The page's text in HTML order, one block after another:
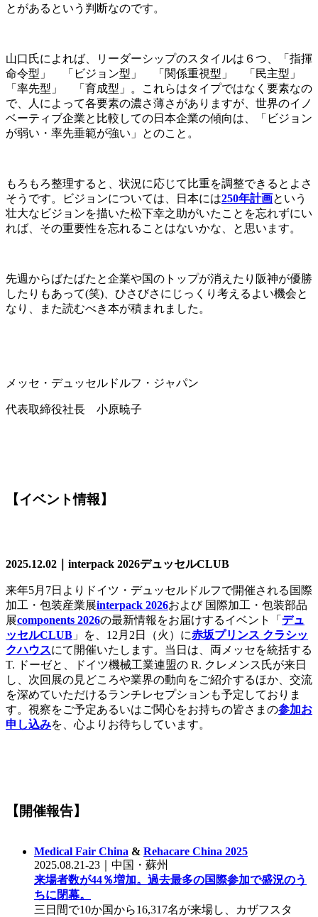
とがあるという判断なのです。
山口氏によれば、リーダーシップのスタイルは６つ、「指揮
命令型」 「ビジョン型」 「関係重視型」 「民主型」
「率先型」 「育成型」。これらはタイプではなく要素なの
で、人によって各要素の濃さ薄さがありますが、世界のイノ
ベーティブ企業と比較しての日本企業の傾向は、「ビジョン
が弱い・率先垂範が強い」とのこと。
もろもろ整理すると、状況に応じて比重を調整できるとよさ
そうです。ビジョンについては、日本には250年計画という
壮大なビジョンを描いた松下幸之助がいたことを忘れずにい
れば、その重要性を忘れることはないかな、と思います。
先週からばたばたと企業や国のトップが消えたり阪神が優勝
したりもあって(笑)、ひさびさにじっくり考えるよい機会と
なり、また読むべき本が積まれました。
メッセ・デュッセルドルフ・ジャパン
代表取締役社長 小原暁子
【イベント情報】
2025.12.02｜interpack 2026デュッセルCLUB
来年5月7日よりドイツ・デュッセルドルフで開催される国際
加工・包装産業展interpack 2026および 国際加工・包装部品
展components 2026の最新情報をお届けするイベント「 デュ
ッセルCLUB 」を、12月2日（火）に赤坂プリンス クラシッ
クハウスにて開催いたします。当日は、両メッセを統括する
T. ドーゼと、ドイツ機械工業連盟の R. クレメンス氏が来日
し、次回展の見どころや業界の動向をご紹介するほか、交流
を深めていただけるランチレセプションも予定しておりま
す。視察をご予定あるいはご関心をお持ちの皆さまの参加お
申し込みを、心よりお待ちしています。
【開催報告】
Medical Fair China & Rehacare China 2025
2025.08.21-23｜中国・蘇州
来場者数が44％増加。過去最多の国際参加で盛況のう
ちに閉幕。
三日間で10か国から16,317名が来場し、カザフスタ